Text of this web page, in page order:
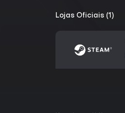
Lojas Oficiais (1)